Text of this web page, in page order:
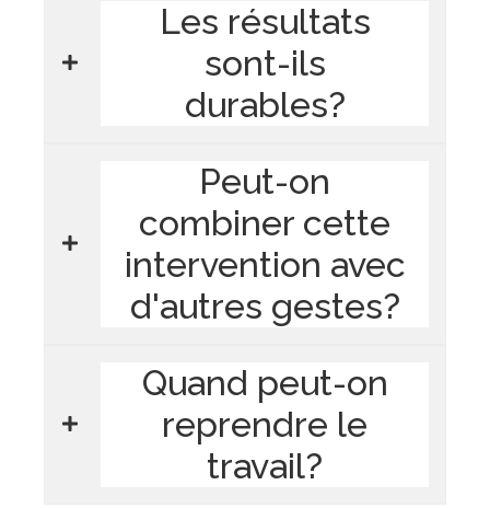
Les résultats
sont-ils
durables?
Peut-on
combiner cette
intervention avec
d'autres gestes?
Quand peut-on
reprendre le
travail?